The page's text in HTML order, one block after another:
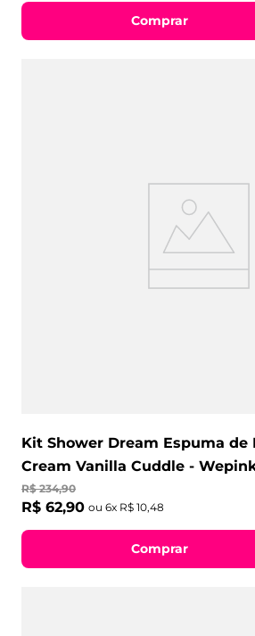
Comprar
Kit Shower Dream Espuma de
Cream Vanilla Cuddle -
R$ 234,90
R$ 62,90 ou 6x R$ 10,48
Comprar